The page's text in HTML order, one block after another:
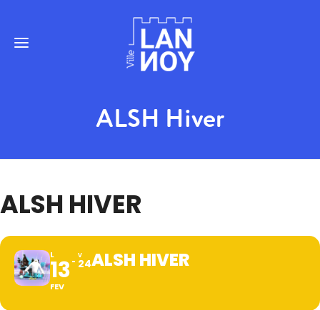
ALSH Hiver
ALSH HIVER
L
13
FEV
V
24ALSH HIVER